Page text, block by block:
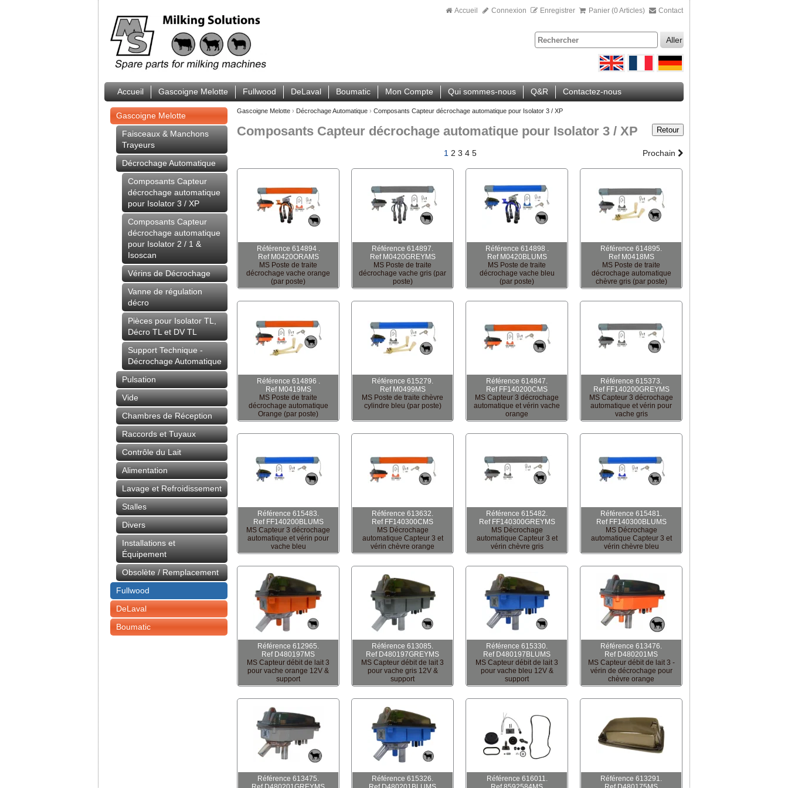
Accueil Connexion Enregistrer Panier (0 Articles) Contact
Aller
Accueil Gascoigne Melotte Fullwood DeLaval Boumatic Mon Compte Qui sommes-nous Q&R Contactez-nous
Gascoigne Melotte
Faisceaux & Manchons
Trayeurs
Décrochage Automatique
Composants Capteur
décrochage automatique
pour Isolator 3 / XP
Composants Capteur
décrochage automatique
pour Isolator 2 / 1 &
Isoscan
Vérins de Décrochage
Vanne de régulation
décro
Pièces pour Isolator TL,
Décro TL et DV TL
Support Technique -
Décrochage Automatique
Pulsation
Vide
Chambres de Réception
Raccords et Tuyaux
Contrôle du Lait
Alimentation
Lavage et Refroidissement
Stalles
Divers
Installations et
Équipement
Obsolète / Remplacement
Fullwood
DeLaval
Boumatic
Gascoigne Melotte › Décrochage Automatique › Composants Capteur décrochage automatique pour Isolator 3 / XP
Retour
Composants Capteur décrochage automatique pour Isolator 3 / XP
1 2 3 4 5 Prochain
Référence 614894 .
Ref M0420ORAMS
MS Poste de traite
décrochage vache orange
(par poste)
Référence 614897.
Ref M0420GREYMS
MS Poste de traite
décrochage vache gris (par
poste)
Référence 614898 .
Ref M0420BLUMS
MS Poste de traite
décrochage vache bleu
(par poste)
Référence 614895.
Ref M0418MS
MS Poste de traite
décrochage automatique
chèvre gris (par poste)
Référence 614896 .
Ref M0419MS
MS Poste de traite
décrochage automatique
Orange (par poste)
Référence 615279.
Ref M0499MS
MS Poste de traite chèvre
cylindre bleu (par poste)
Référence 614847.
Ref FF140200CMS
MS Capteur 3 décrochage
automatique et vérin vache
orange
Référence 615373.
Ref FF140200GREYMS
MS Capteur 3 décrochage
automatique et vérin pour
vache gris
Référence 615483.
Ref FF140200BLUMS
MS Capteur 3 décrochage
automatique et vérin pour
vache bleu
Référence 613632.
Ref FF140300CMS
MS Décrochage
automatique Capteur 3 et
vérin chèvre orange
Référence 615482.
Ref FF140300GREYMS
MS Décrochage
automatique Capteur 3 et
vérin chèvre gris
Référence 615481.
Ref FF140300BLUMS
MS Décrochage
automatique Capteur 3 et
vérin chèvre bleu
Référence 612965.
Ref D480197MS
MS Capteur débit de lait 3
pour vache orange 12V &
support
Référence 613085.
Ref D480197GREYMS
MS Capteur débit de lait 3
pour vache gris 12V &
support
Référence 615330.
Ref D480197BLUMS
MS Capteur débit de lait 3
pour vache bleu 12V &
support
Référence 613476.
Ref D480201MS
MS Capteur débit de lait 3 -
vérin de décrochage pour
chèvre orange
Référence 613475.
Référence 615326.
Référence 616011.
Référence 613291.